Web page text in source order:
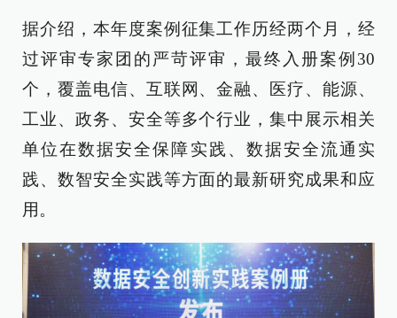
据介绍，本年度案例征集工作历经两个月，经
过评审专家团的严苛评审，最终入册案例30
个，覆盖电信、互联网、金融、医疗、能源、
工业、政务、安全等多个行业，集中展示相关
单位在数据安全保障实践、数据安全流通实
践、数智安全实践等方面的最新研究成果和应
用。